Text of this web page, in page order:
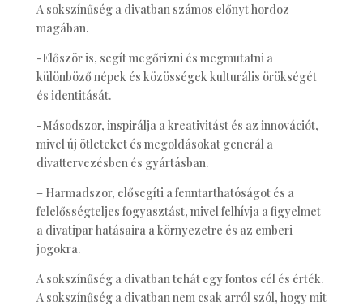
A sokszínűség a divatban számos előnyt hordoz
magában.
-Először is, segít megőrizni és megmutatni a
különböző népek és közösségek kulturális örökségét
és identitását.
-Másodszor, inspirálja a kreativitást és az innovációt,
mivel új ötleteket és megoldásokat generál a
divattervezésben és gyártásban.
– Harmadszor, elősegíti a fenntarthatóságot és a
felelősségteljes fogyasztást, mivel felhívja a figyelmet
a divatipar hatásaira a környezetre és az emberi
jogokra.
A sokszínűség a divatban tehát egy fontos cél és érték.
A sokszínűség a divatban nem csak arról szól, hogy mit